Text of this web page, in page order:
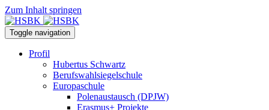
Zum Inhalt springen
Toggle navigation
Profil
Hubertus Schwartz
Berufswahlsiegelschule
Europaschule
Polenaustausch (DPJW)
Erasmus+ Projekte